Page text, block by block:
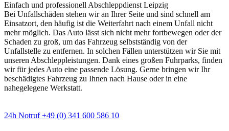
Einfach und professionell Abschleppdienst Leipzig
Bei Unfallschäden stehen wir an Ihrer Seite und sind schnell am
Einsatzort, den häufig ist die Weiterfahrt nach einem Unfall nicht
mehr möglich. Das Auto lässt sich nicht mehr fortbewegen oder der
Schaden zu groß, um das Fahrzeug selbstständig von der
Unfallstelle zu entfernen. In solchen Fällen unterstützen wir Sie mit
unseren Abschleppleistungen. Dank eines großen Fuhrparks, finden
wir für jedes Auto eine passende Lösung. Gerne bringen wir Ihr
beschädigtes Fahrzeug zu Ihnen nach Hause oder in eine
nahegelegene Werkstatt.
24h Notruf +49 (0) 341 600 586 10